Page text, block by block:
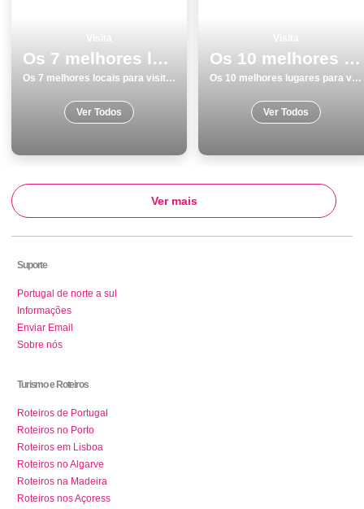
Os 7 melhores locais para visitar em Beja
Os 7 melhores locais para visitar em Beja
Ver Todos
Os 10 melhores lugares para visitar em Odemira
Os 10 melhores lugares para visitar em Odemira
Ver Todos
Ver mais
Suporte
Portugal de norte a sul
Informações
Enviar Email
Sobre nós
Turismo e Roteiros
Roteiros de Portugal
Roteiros no Porto
Roteiros em Lisboa
Roteiros no Algarve
Roteiros na Madeira
Roteiros nos Açoress